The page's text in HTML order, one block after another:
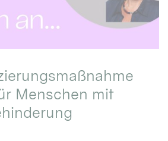
Menschen mit